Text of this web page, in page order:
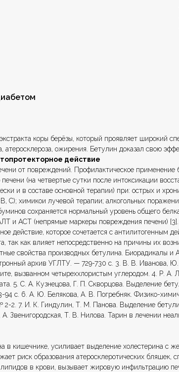
коры берёзы, который проявляет широкий
атеросклероза, ожирения. Бетулин доказал свою
действие
от повреждений. Профилактическое
(на четвертые сутки после интоксикации
и в составе основной терапии) при: острых и
С); химикои лучевой терапии; алкогольных
сохраняется нормальный уровень общего
и АСТ (непрямые маркеры повреждения печени) [3].
действие, которое сочетается с антилитогенным
так как влияет непосредственно на причины их
свойства производных бетулина.
архив УГЛТУ. — 729-730 с. 3. В. В. Иванова, Ю.
вызванном четыреххлористым углеродом. 4. Р.
5. С. А. Кузнецова, Г. П. Скворцова. Выделение
с. 6. А. Ю. Белякова, А. В. Погребняк. Физико-
2. 7. И. К. Гиндулин, Т. М. Панова. Выделение
Т. В. Нилова. Тарин в лечении
в кишечнике, усиливает выделение холестерина
риск образования атеросклеротических
в крови, вызывает жировую инфильтрацию